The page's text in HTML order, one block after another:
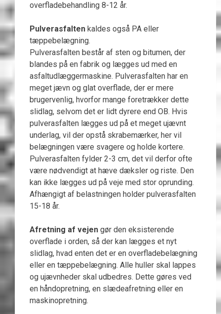
overfladebehandling 8-12 år.
Pulverasfalten kaldes også PA eller
tæppebelægning.
Pulverasfalten består af sten og bitumen, der
blandes på en fabrik og lægges ud med en
asfaltudlæggermaskine. Pulverasfalten har en
meget jævn og glat overflade, der er mere
brugervenlig, hvorfor mange foretrækker dette
slidlag, selvom det er lidt dyrere end OB. Hvis
pulverasfalten lægges ud på et meget ujævnt
underlag, vil der opstå skrabemærker, her vil
belægningen være svagere og holde kortere.
Pulverasfalten fylder 2-3 cm, det vil derfor ofte
være nødvendigt at hæve dæksler og riste. Den
kan ikke lægges ud på veje med stor oprunding.
Afhængigt af belastningen holder pulverasfalten
15-18 år.
Afretning af vejen gør den eksisterende
overflade i orden, så der kan lægges et nyt
slidlag, hvad enten det er en overfladebelægning
eller en tæppebelægning. Alle huller skal lappes
og ujævnheder skal udbedres. Dette gøres ved
en håndopretning, en slædeafretning eller en
maskinopretning.